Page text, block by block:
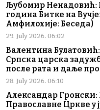
Љубомир Ненадовић:
година Битке на
Амфилохије: Беседа)
29. July 2026. 06:02
Валентина Булатовић:
Српска царска
после рата и даље
28. July 2026. 06:10
Александар
Православне Цркве у